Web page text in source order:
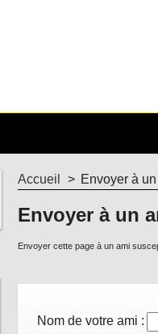
Accueil > Envoyer à
Envoyer à un
Envoyer cette page à un ami
Nom de votre ami :